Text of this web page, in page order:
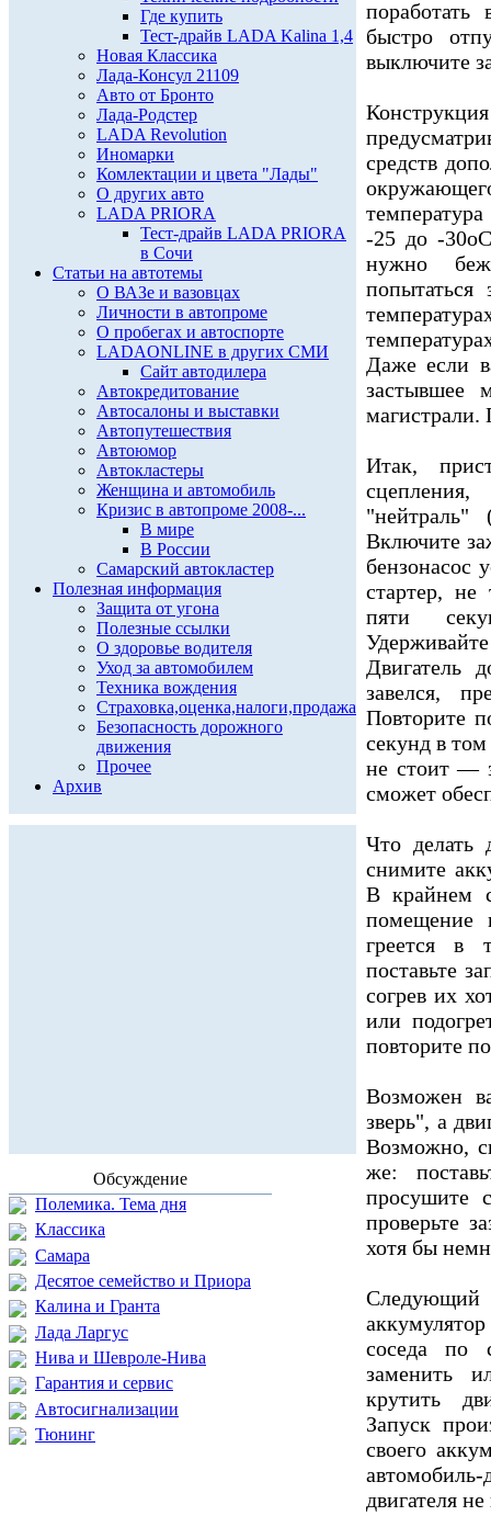
Где купить
Тест-драйв LADA Kalina 1,4
Новая Классика
Лада-Консул 21109
Авто от Бронто
Лада-Родстер
LADA Revolution
Иномарки
Комлектации и цвета "Лады"
О других авто
LADA PRIORA
Тест-драйв LADA PRIORA
в Сочи
Статьи на автотемы
О ВАЗе и вазовцах
Личности в автопроме
О пробегах и автоспорте
LADAONLINE в других СМИ
Сайт автодилера
Автокредитование
Автосалоны и выставки
Автопутешествия
Автоюмор
Автокластеры
Женщина и автомобиль
Кризис в автопроме 2008-...
В мире
В России
Самарский автокластер
Полезная информация
Защита от угона
Полезные ссылки
О здоровье водителя
Уход за автомобилем
Техника вождения
Страховка,оценка,налоги,продажа
Безопасность дорожного
движения
Прочее
Архив
Обсуждение
Полемика. Тема дня
Классика
Самара
Десятое семейство и Приора
Калина и Гранта
Лада Ларгус
Нива и Шевроле-Нива
Гарантия и сервис
Автосигнализации
Тюнинг
быстро
выключите
средств
-25 до -
нужно
попытаться
Даже если
застывшее
магистрали.
Итак,
"нейтраль"
Включите
бензонасос
стартер, не
пяти
Двигатель
завелся,
Повторите
секунд в
не стоит —
сможет
Что делать
снимите
В крайнем
помещение
греется в
поставьте
согрев их
или
повторите
Возможен
зверь", а
Возможно,
же:
просушите
проверьте
хотя бы
Следующий
соседа по
заменить
крутить
Запуск
своего
двигателя